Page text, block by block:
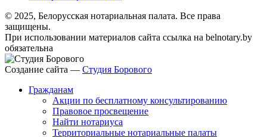
© 2025, Белорусская нотариальная палата. Все права
защищены.
При использовании материалов сайта ссылка на belnotary.by
обязательна
Создание сайта — Студия Борового
Гражданам
Акции по бесплатному консультированию
Правовое просвещение
Найти нотариуса
Территориальные нотариальные палаты